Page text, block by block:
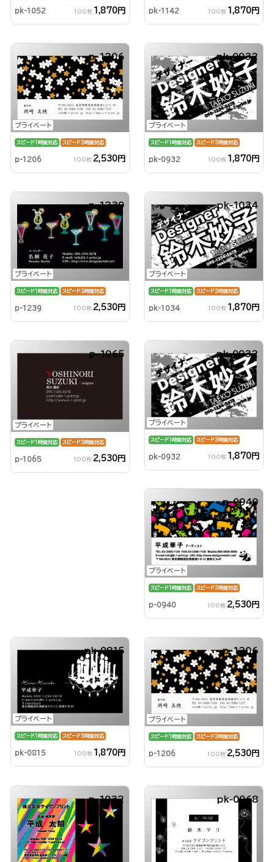
pk-1052 100枚 1,870円 pk-1142 100枚 1,870円
プライベート
p-1206
スピード1時間対応 スピード3時間対応
p-1206 100枚 2,530円
プライベート
pk-0932
スピード1時間対応 スピード3時間対応
pk-0932 100枚 1,870円
プライベート
p-1239
スピード1時間対応 スピード3時間対応
p-1239 100枚 2,530円
プライベート
pk-1034
スピード1時間対応 スピード3時間対応
pk-1034 100枚 1,870円
プライベート
p-1065
スピード1時間対応 スピード3時間対応
p-1065 100枚 2,530円
プライベート
pk-0932
スピード1時間対応 スピード3時間対応
pk-0932 100枚 1,870円
プライベート
p-0940
スピード1時間対応 スピード3時間対応
p-0940 100枚 2,530円
プライベート
pk-0815
スピード1時間対応 スピード3時間対応
pk-0815 100枚 1,870円
プライベート
p-1206
スピード1時間対応 スピード3時間対応
p-1206 100枚 2,530円
p-1032 pk-0068